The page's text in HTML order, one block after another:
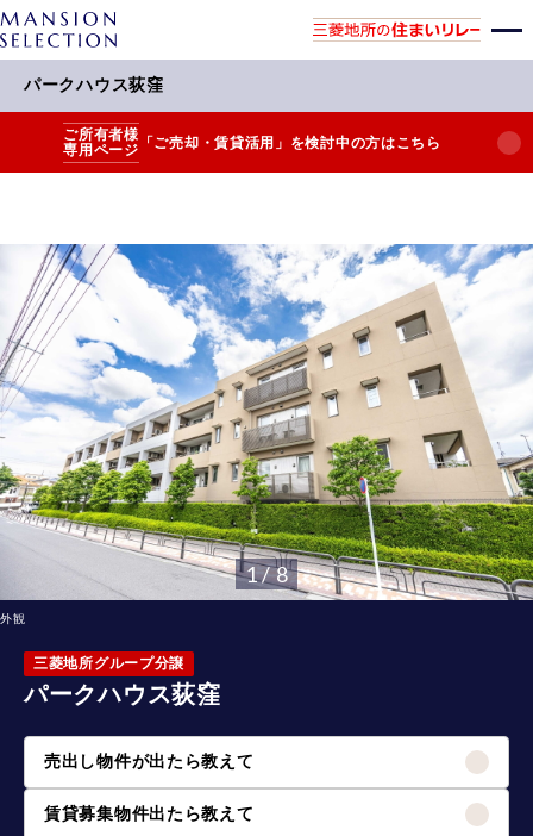
パークハウス荻窪
ご所有者様
専用ページ 「ご売却・賃貸活用」を検討中の方はこちら
外観
1 / 8
三菱地所グループ分譲
パークハウス荻窪
売出し物件が出たら教えて
賃貸募集物件出たら教えて